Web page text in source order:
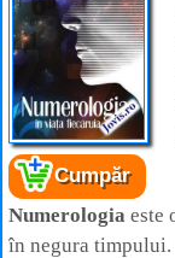
Cartea:
Anatol
Autor:
Editura:
Cumpăr
Numerologia este
în negura timpului.